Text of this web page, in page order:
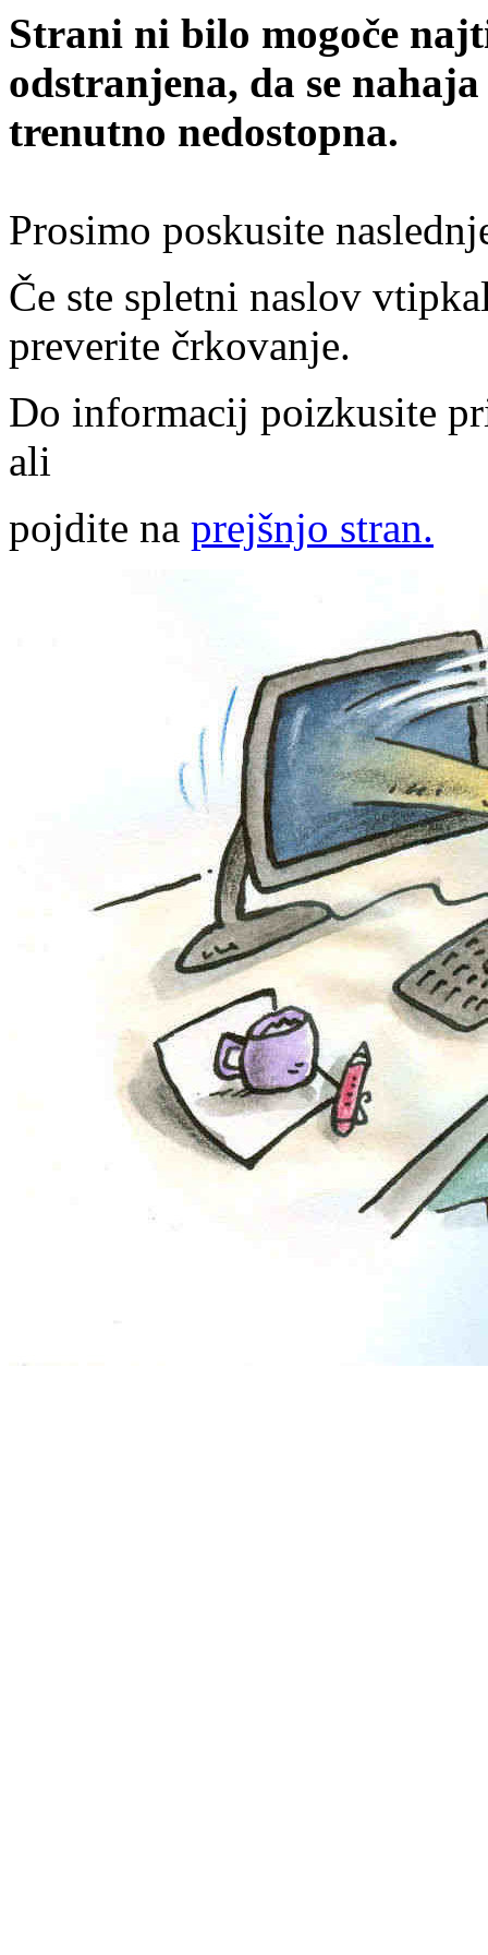
Strani ni bilo mogoče
odstranjena, da se
trenutno nedostopna.
Prosimo poskusite
Če ste spletni naslov
preverite črkovanje.
Do informacij poizkusite
ali
pojdite na prejšnjo stran.